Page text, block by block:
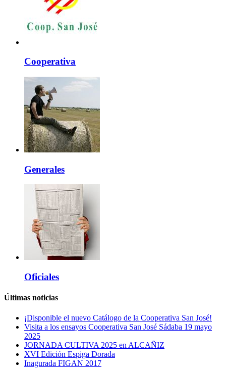
Cooperativa
Generales
Oficiales
Últimas noticias
¡Disponible el nuevo Catálogo de la Cooperativa San José!
Visita a los ensayos Cooperativa San José Sádaba 19 mayo
2025
JORNADA CULTIVA 2025 en ALCAÑIZ
XVI Edición Espiga Dorada
Inagurada FIGAN 2017